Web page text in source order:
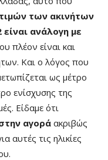
των ακινήτων
ανάλογη με
πλέον είναι και
Και ο λόγος που
ως μέτρο
ενίσχυσης της
Είδαμε ότι
αγορά ακριβώς
αυτές τις ηλικίες